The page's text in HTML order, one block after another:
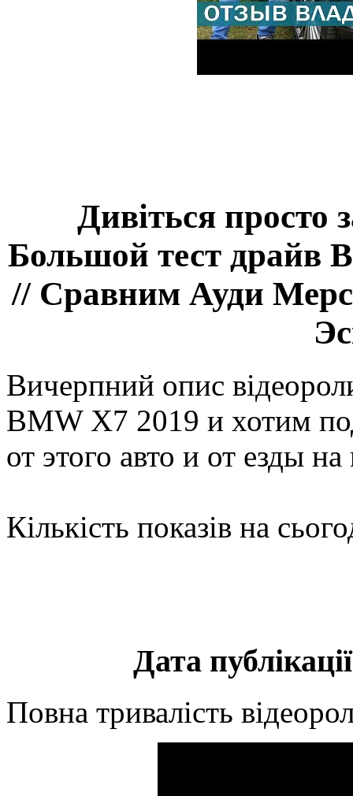
Дивіться просто
Большой тест драйв
// Сравним Ауди
Вичерпний опис
BMW X7 2019 и хотим
от этого авто и от езды
Кількість показів на
Дата
Повна тривалість